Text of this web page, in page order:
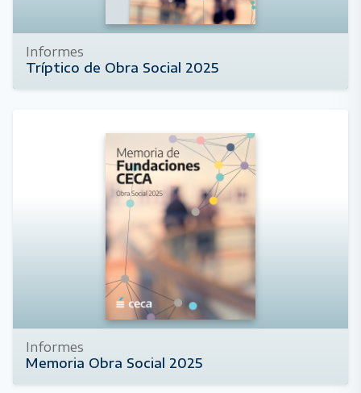
Informes
Tríptico de Obra Social 2025
Informes
Memoria Obra Social 2025